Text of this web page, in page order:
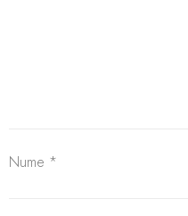
Nume *